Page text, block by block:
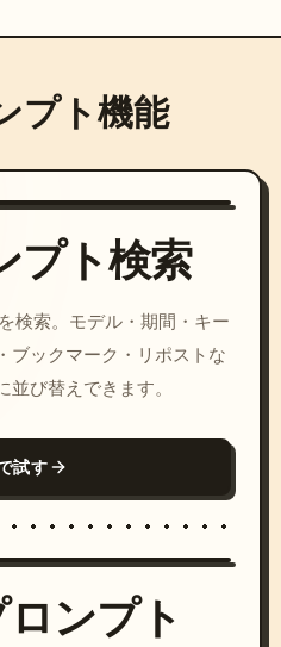
プト機能
プト検索
検索。モデル・期間・キー
ブックマーク・リポストな
び替えできます。
試す
ンプト